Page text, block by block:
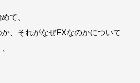
て、
、それがなぜFXなのかについて